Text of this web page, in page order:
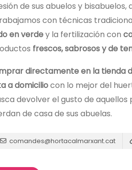
de sus abuelos y
con técnicas
en verdey la fertilización con
frescos, sabrosos y de
directamente en la tienda
a domiciliocon lo mejor del
devolver el gusto de aquellos
de casa de sus abuelas.
comandes@hortacalmarxant.cat